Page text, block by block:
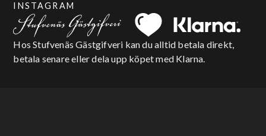
INSTAGRAM
Hos Stufvenäs Gästgifveri kan du alltid betala direkt,
betala senare eller dela upp köpet med Klarna.